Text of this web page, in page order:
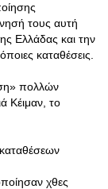
τους αυτή
Ελλάδας και την
καταθέσεις.
πολλών
Κέιμαν, το
χθες